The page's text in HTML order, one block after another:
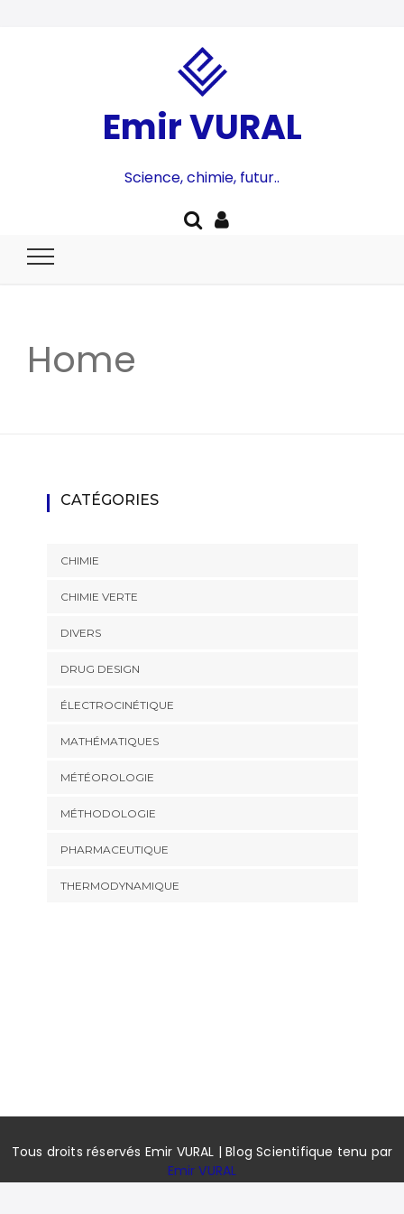
Emir VURAL
Science, chimie, futur..
Home
CATÉGORIES
CHIMIE
CHIMIE VERTE
DIVERS
DRUG DESIGN
ÉLECTROCINÉTIQUE
MATHÉMATIQUES
MÉTÉOROLOGIE
MÉTHODOLOGIE
PHARMACEUTIQUE
THERMODYNAMIQUE
Tous droits réservés Emir VURAL | Blog Scientifique tenu par
Emir VURAL